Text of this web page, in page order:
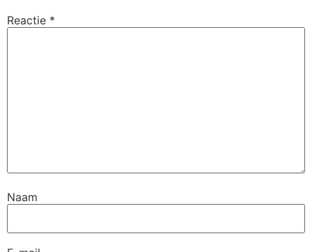
Reactie *
Naam